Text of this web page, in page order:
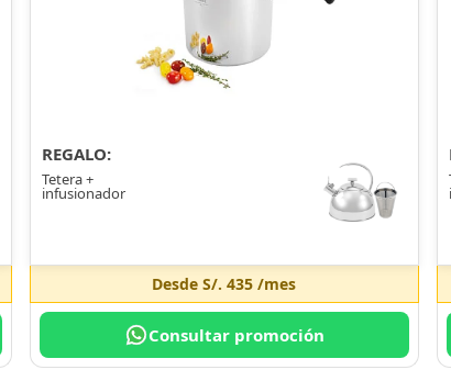
REGALO:
Tetera +
infusionador
DesdeS/. 435 /mes
Consultar promoción